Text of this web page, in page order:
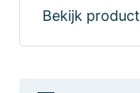
Bekijk product